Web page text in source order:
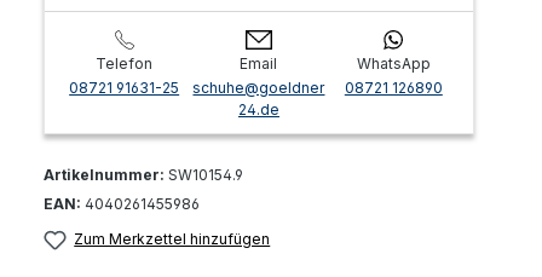
Telefon
08721 91631-25
Email
schuhe@goeldner
24.de
WhatsApp
08721 126890
Artikelnummer: SW10154.9
EAN: 4040261455986
Zum Merkzettel hinzufügen